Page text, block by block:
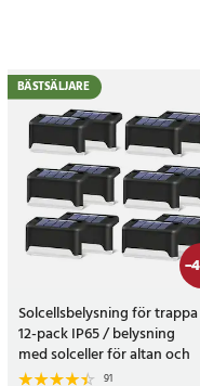
När du handlar på 24.se
köp och leverans inom 2-
LED-lampor
Att köpa en LED-lampa
eftersom att det är mer
utbud av olika typer av
och utomhusbruk.
Vilken LED-lampa
-
BÄSTSÄLJARE
Solcellsbelysning för trappa
12-pack IP65 / belysning
med solceller för altan och
staket / trappbelysning
91